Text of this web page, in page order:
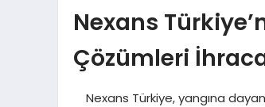
Nexans
Çözümleri
Nexans Türkiye, yangına